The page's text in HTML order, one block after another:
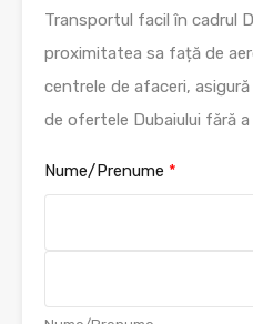
Transportul facil în cadrul
proximitatea sa față de
centrele de afaceri,
de ofertele Dubaiului fără
Nume/Prenume *
s